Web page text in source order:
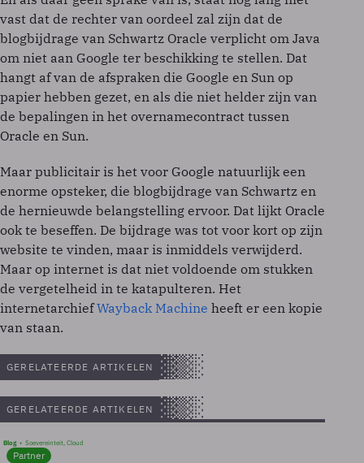
vast dat de rechter van oordeel zal zijn dat de
blogbijdrage van Schwartz Oracle verplicht om Java
om niet aan Google ter beschikking te stellen. Dat
hangt af van de afspraken die Google en Sun op
papier hebben gezet, en als die niet helder zijn van
de bepalingen in het overnamecontract tussen
Oracle en Sun.
Maar publicitair is het voor Google natuurlijk een
enorme opsteker, die blogbijdrage van Schwartz en
de hernieuwde belangstelling ervoor. Dat lijkt Oracle
ook te beseffen. De bijdrage was tot voor kort op zijn
website te vinden, maar is inmiddels verwijderd.
Maar op internet is dat niet voldoende om stukken
de vergetelheid in te katapulteren. Het
internetarchiefWayback Machine heeft er een kopie
van staan.
GERELATEERDE ARTIKELEN
GERELATEERDE ARTIKELEN
Blog Soevereinteit, Cloud
Partner